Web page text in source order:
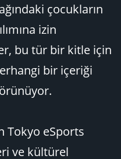
çocukların
izin
bu tür bir kitle için
bir içeriği
Tokyo eSports
ve kültürel